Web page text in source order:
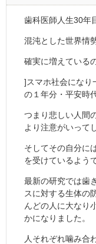
歯科医師人生30年
混沌とした世界情
確実に増えている
]スマホ社会になり
の１年分・平安時
つまり悲しい人間
より注意がいって
そしてその自分に
を受けているよう
最新の研究では歯
スに対する生体の
んどの人に大なり
かになりました。
人それぞれ噛み合